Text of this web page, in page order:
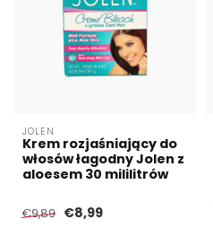
JOLEN
Krem rozjaśniający do
włosów łagodny Jolen z
aloesem 30 mililitrów
€9,89 €8,99